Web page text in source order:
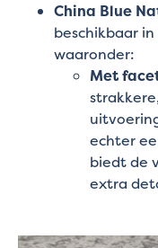
China Blue
beschikbaar
waaronder:
Met
echter
biedt de
extra